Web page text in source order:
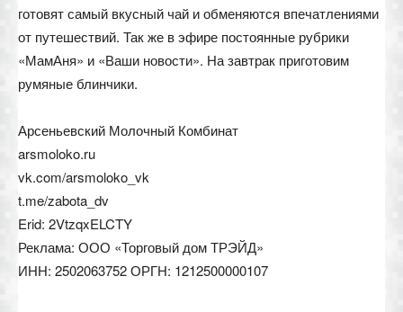
готовят самый вкусный чай и обменяются впечатлениями
от путешествий. Так же в эфире постоянные рубрики
«МамАня» и «Ваши новости». На завтрак приготовим
румяные блинчики.
Арсеньевский Молочный Комбинат
arsmoloko.ru
vk.com/arsmoloko_vk
t.me/zabota_dv
Erid: 2VtzqxELCTY
Реклама: ООО «Торговый дом ТРЭЙД»
ИНН: 2502063752 ОРГН: 1212500000107